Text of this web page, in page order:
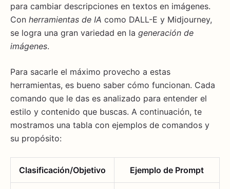
para cambiar descripciones en textos en imágenes.
Con herramientas de IA como DALL-E y Midjourney,
se logra una gran variedad en la generación de
imágenes.
Para sacarle el máximo provecho a estas
herramientas, es bueno saber cómo funcionan. Cada
comando que le das es analizado para entender el
estilo y contenido que buscas. A continuación, te
mostramos una tabla con ejemplos de comandos y
su propósito:
Clasificación/Objetivo Ejemplo de Prompt